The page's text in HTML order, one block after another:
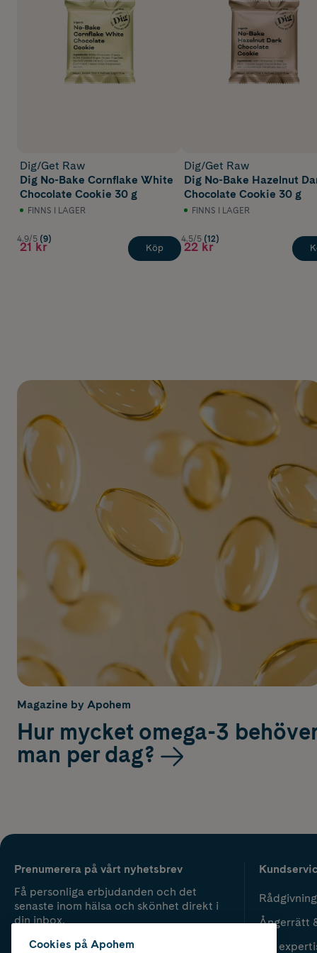
Dig/Get Raw
Dig No-Bake Cornflake White
Chocolate Cookie 30 g
FINNS I LAGER
4.9/5 (9)
21 kr Köp
Dig/Get Raw
Dig No-Bake Hazelnut
Chocolate Cookie 30 g
FINNS I LAGER
4.5/5 (12)
22 kr
Magazine by Apohem
Hur mycket omega-3
man per dag?
Prenumerera på vårt nyhetsbrev
Få personliga erbjudanden och det
senaste inom hälsa och skönhet direkt i
din inbox.
Ångerrätt
Vår
Cookies på Apohem